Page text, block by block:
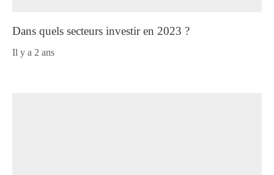
Dans quels secteurs investir en 2023 ?
il y a 2 ans